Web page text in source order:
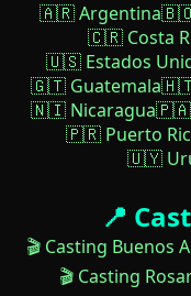
🇦🇷 Argentina🇧🇴
🇨🇷 Costa
🇺🇸 Estados
🇬🇹 Guatemala
🇳🇮 Nicaragua🇵🇦
🇵🇷 Puerto
🇺🇾
📍
🎬 Casting Buenos
🎬 Casting